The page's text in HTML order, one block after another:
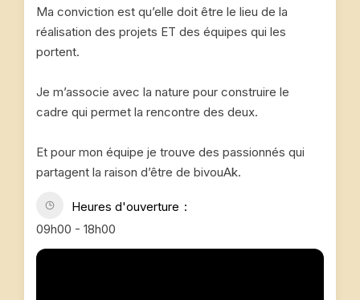
Ma conviction est qu’elle doit être le lieu de la
réalisation des projets ET des équipes qui les
portent.
Je m’associe avec la nature pour construire le
cadre qui permet la rencontre des deux.
Et pour mon équipe je trouve des passionnés qui
partagent la raison d’être de bivouAk.
Heures d'ouverture
09h00 - 18h00